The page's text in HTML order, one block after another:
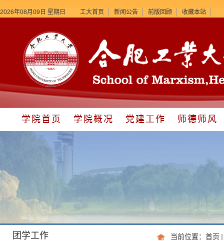
2026年08月09日 星期日 工大首页 新闻公告 前版回顾 收藏本站
学院首页 学院概况 党建工作 师德师风
当前位置： 首页
团学工作